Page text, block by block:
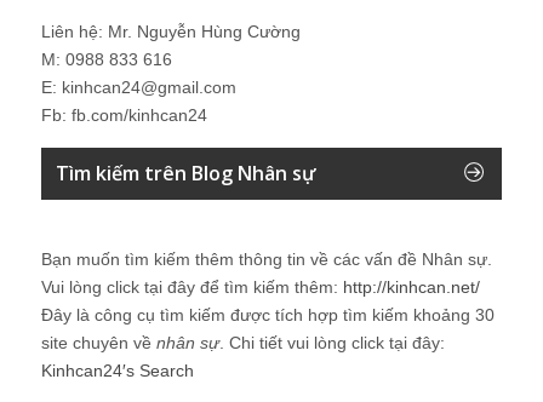
Liên hệ: Mr. Nguyễn Hùng Cường
M: 0988 833 616
E: kinhcan24@gmail.com
Fb: fb.com/kinhcan24
Tìm kiếm trên Blog Nhân sự
Bạn muốn tìm kiếm thêm thông tin về các vấn đề Nhân sự
Vui lòng click tại đây để tìm kiếm thêm: http://kinhcan.net/
Đây là công cụ tìm kiếm được tích hợp tìm kiếm khoảng 30
site chuyên về nhân sự. Chi tiết vui lòng click tại đây:
Kinhcan24′s Search